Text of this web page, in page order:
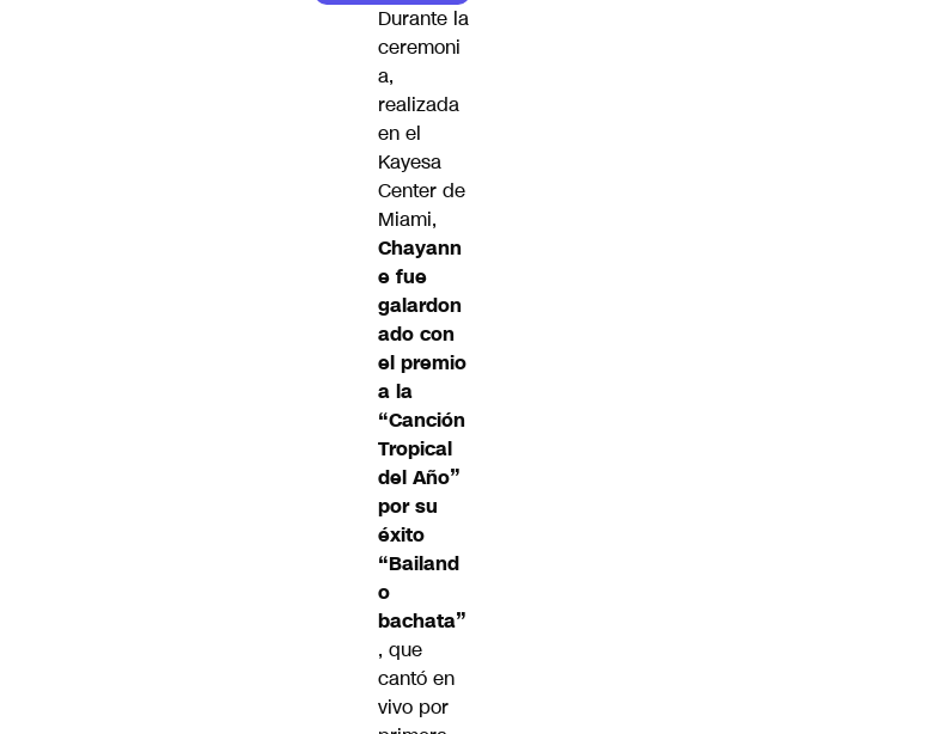
Durante la
ceremoni
a,
realizada
en el
Kayesa
Center de
Miami,
Chayann
e fue
galardon
ado con
el premio
a la
“Canción
Tropical
del Año”
por su
éxito
“Bailand
o
bachata”
, que
cantó en
vivo por